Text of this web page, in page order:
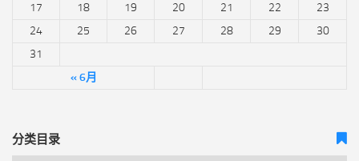
« 6月
17
18 19 20 21 22
23
24
25 26 27 28 29
30
31
分类目录